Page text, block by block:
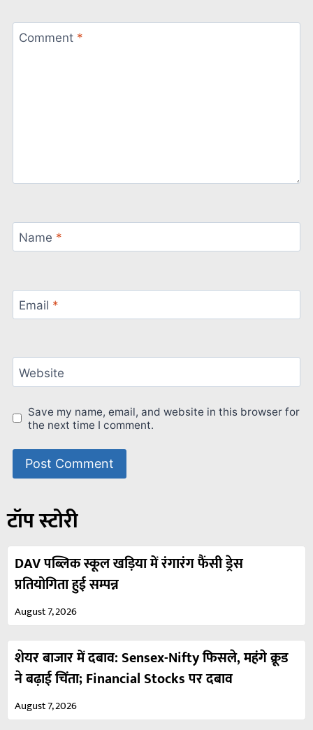
Comment *
Name *
Email *
Website
Save my name, email, and website in this browser for
the next time I comment.
टॉप स्टोरी
DAV पब्लिक स्कूल खड़िया में रंगारंग फैंसी ड्रेस
प्रतियोगिता हुई सम्पन्न
August 7, 2026
शेयर बाजार में दबाव: Sensex-Nifty फिसले, महंगे क्रूड
ने बढ़ाई चिंता; Financial Stocks पर दबाव
August 7, 2026